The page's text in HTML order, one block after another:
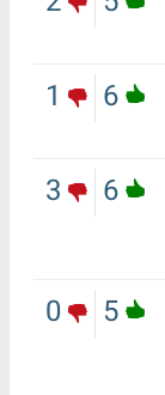
6
1
6
3
5
0